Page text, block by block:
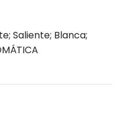
Saliente; Blanca;